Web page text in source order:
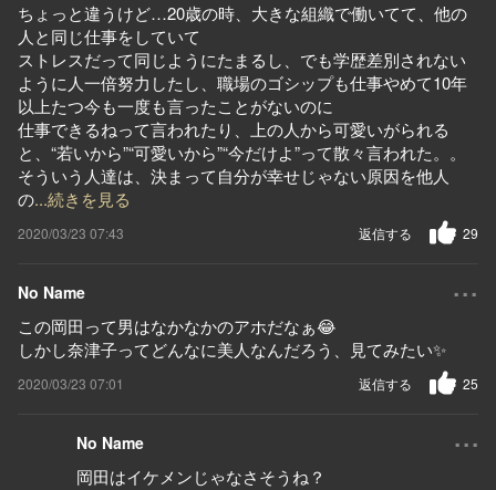
ちょっと違うけど…20歳の時、大きな組織で働いてて、他の
人と同じ仕事をしていて
ストレスだって同じようにたまるし、でも学歴差別されない
ように人一倍努力したし、職場のゴシップも仕事やめて10年
以上たつ今も一度も言ったことがないのに
仕事できるねって言われたり、上の人から可愛いがられる
と、“若いから”“可愛いから”“今だけよ”って散々言われた。。
そういう人達は、決まって自分が幸せじゃない原因を他人
の...続きを見る
2020/03/23 07:43 29
返信する
No Name ...
この岡田って男はなかなかのアホだなぁ😂
しかし奈津子ってどんなに美人なんだろう、見てみたい✨
2020/03/23 07:01 25
返信する
No Name ...
岡田はイケメンじゃなさそうね？